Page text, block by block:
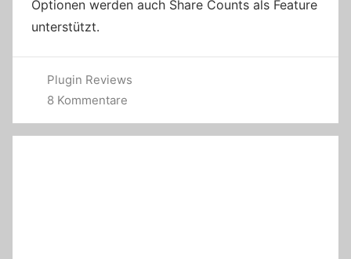
Optionen werden auch Share Counts als Feature
unterstützt.
Plugin Reviews
8 Kommentare